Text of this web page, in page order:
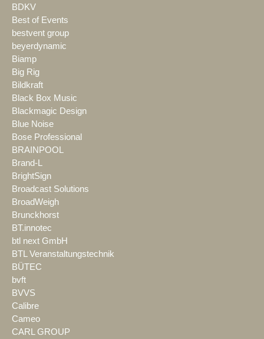
BDKV
Best of Events
bestvent group
beyerdynamic
Biamp
Big Rig
Bildkraft
Black Box Music
Blackmagic Design
Blue Noise
Bose Professional
BRAINPOOL
Brand-L
BrightSign
Broadcast Solutions
BroadWeigh
Brunckhorst
BT.innotec
btl next GmbH
BTL Veranstaltungstechnik
BÜTEC
bvft
BVVS
Calibre
Cameo
CARL GROUP